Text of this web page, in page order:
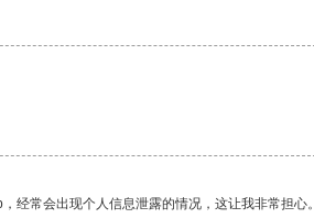
经常会出现个人信息泄露的情况，这让我非常担心。